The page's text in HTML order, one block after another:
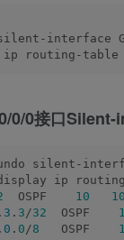
interface
ip routing-table
0/0接口
silent-
ip
  OSPF
10
. 3 . 3 /32
  OSPF
. 0 . 0 /8
   OSPF